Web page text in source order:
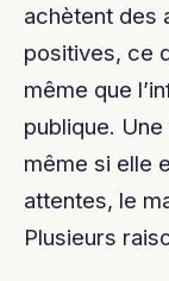
achètent des
positives, ce
même que
publique.
même si elle
attentes, le
Plusieurs